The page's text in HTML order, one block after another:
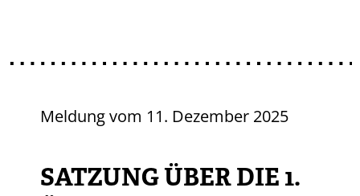
Meldung vom 11. Dezember 2025
SATZUNG ÜBER DIE 1.